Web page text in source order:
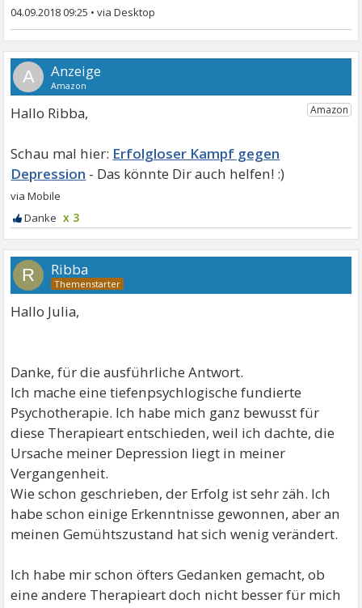
04.09.2018 09:25 •
A
Hallo Ribba,
Erfolgloser Kampf gegen
Depression
x 3
R Ribba
Hallo Julia,
Danke, für die ausführliche Antwort.
Ich mache eine tiefenpsychlogische fundierte
Psychotherapie. Ich habe mich ganz bewusst für
diese Therapieart entschieden, weil ich dachte, die
Ursache meiner Depression liegt in meiner
Vergangenheit.
Wie schon geschrieben, der Erfolg ist sehr zäh. Ich
habe schon einige Erkenntnisse gewonnen, aber an
meinen Gemühtszustand hat sich wenig verändert.
Ich habe mir schon öfters Gedanken gemacht, ob
eine andere Therapieart doch nicht besser für mich